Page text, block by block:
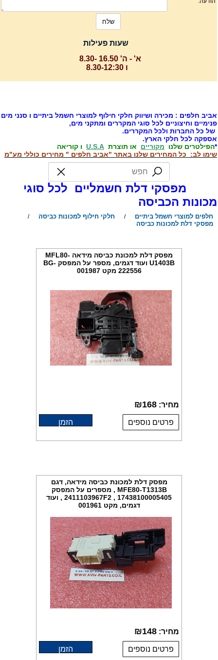
שעות פעילות
א' - ה' 16.50 -8.30
ו 8.30-12:30
חלפים : מכירה ושיווק חלקי חילוף למוצרי חשמל ביתיים ו סנני מים
וחיצוניים לכל סוגי המקררים ומתקני מים,
כל החברות ולכל המקררים.
לכל חלקי הארץ.
הפילטרים שלנו מקורייםאו תוצרת U.S.Aו קוריאה
לב: כל המחירים שלנו באתר "אביב חלפים " מחירים כוללי מע"מ
דלת חשמליים לכל סוגי
הכביסה
חלפים למוצרי חשמל ביתיים חלקי חילוף למכונות כביסה
מפסקי דלת למכונות כביסה
מפסק דלת למכונת כביסה מידאה MFL80-
U1403B ועוד דגמים, מספר על המפסק BG-
222556 מקט 001987
מחיר: ₪168
פרטים נוספים הזמן
מפסק דלת למכונת כביסה מידאה, דגם
MFE80-T1313B , מספרים על המפסק
17438100005405 , 2411103967F2 , ועוד
דגמים, מקט 001961
מחיר: ₪148
פרטים נוספים הזמן